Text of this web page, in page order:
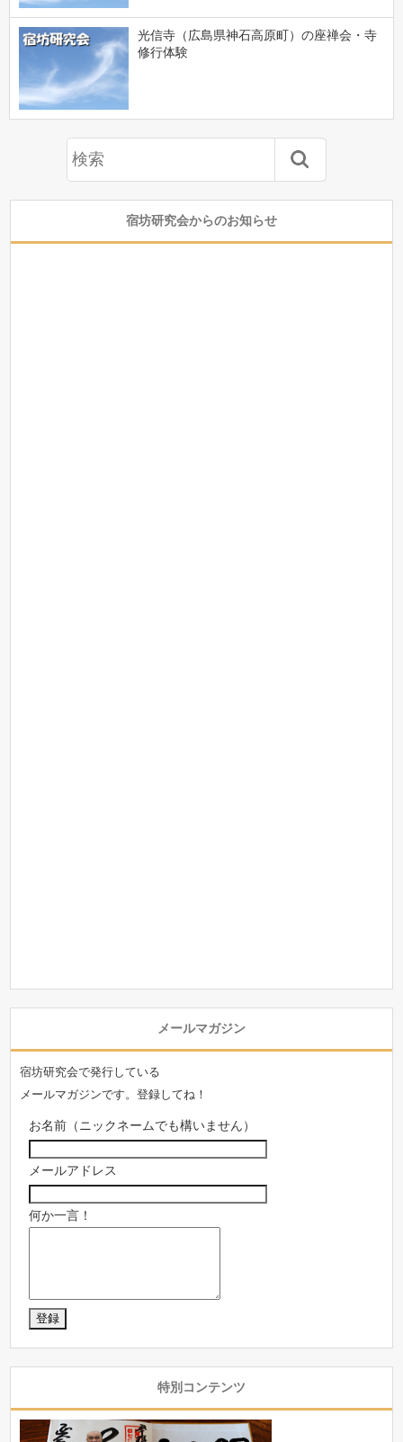
光信寺（広島県神石高原町）の座禅会・寺
修行体験
宿坊研究会からのお知らせ
メールマガジン
宿坊研究会で発行している
メールマガジンです。登録してね！
お名前（ニックネームでも構いません）
メールアドレス
何か一言！
特別コンテンツ